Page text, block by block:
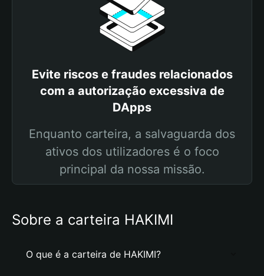
Evite riscos e fraudes relacionados
com a autorização excessiva de
DApps
Enquanto carteira, a salvaguarda dos
ativos dos utilizadores é o foco
principal da nossa missão.
Sobre a carteira HAKIMI
O que é a carteira de HAKIMI?